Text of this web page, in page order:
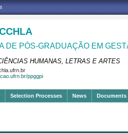
DE PÓS-GRADUAÇÃO EM
HUMANAS, LETRAS E ARTES
ppggpi
Selection Processes News Documents